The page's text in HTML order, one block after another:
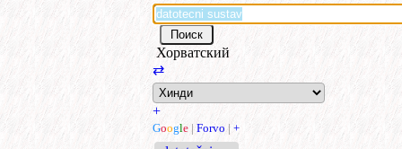
Хорватский
⇄
+
Google | Forvo | +